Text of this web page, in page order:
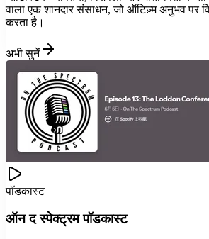
वाला एक शानदार संसाधन, जो ऑटिज़्म अनुभव पर
करता है।
अभी सुनें
पॉडकास्ट
ऑन द स्पेक्ट्रम पॉडकास्ट